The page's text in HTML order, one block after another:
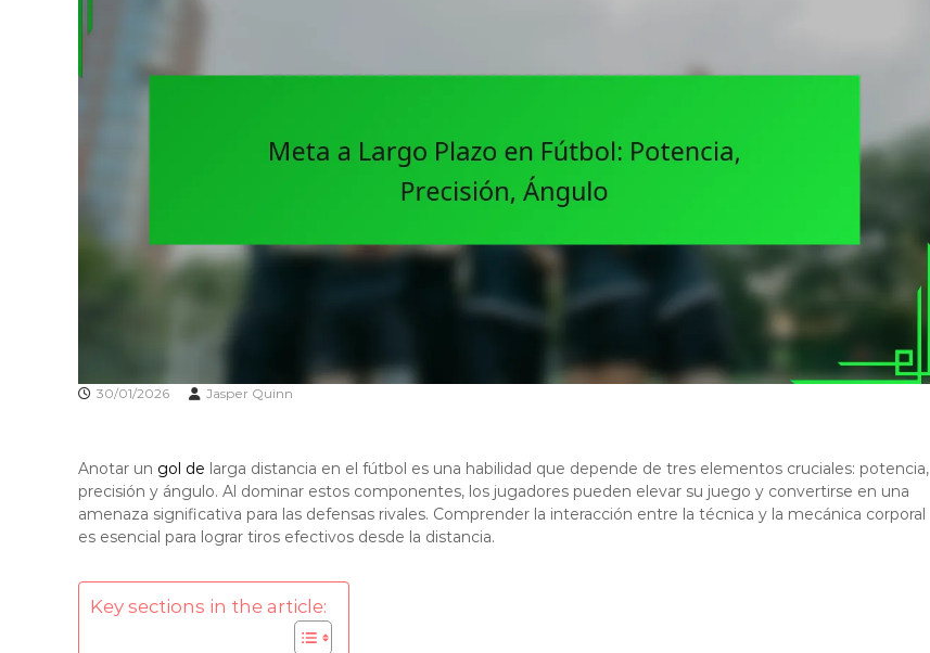
30/01/2026 Jasper Quinn
Anotar un gol de larga distancia en el fútbol es una habilidad que depende de tres elementos cruciales: potencia,
precisión y ángulo. Al dominar estos componentes, los jugadores pueden elevar su juego y convertirse en una
amenaza significativa para las defensas rivales. Comprender la interacción entre la técnica y la mecánica corporal
es esencial para lograr tiros efectivos desde la distancia.
Key sections in the article: